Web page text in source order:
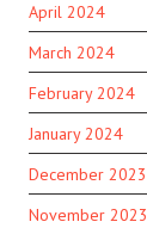
April 2024
March 2024
February 2024
January 2024
December 2023
November 2023